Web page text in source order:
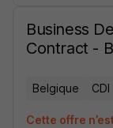
Business
Contract -
Belgique CDI
Cette offre